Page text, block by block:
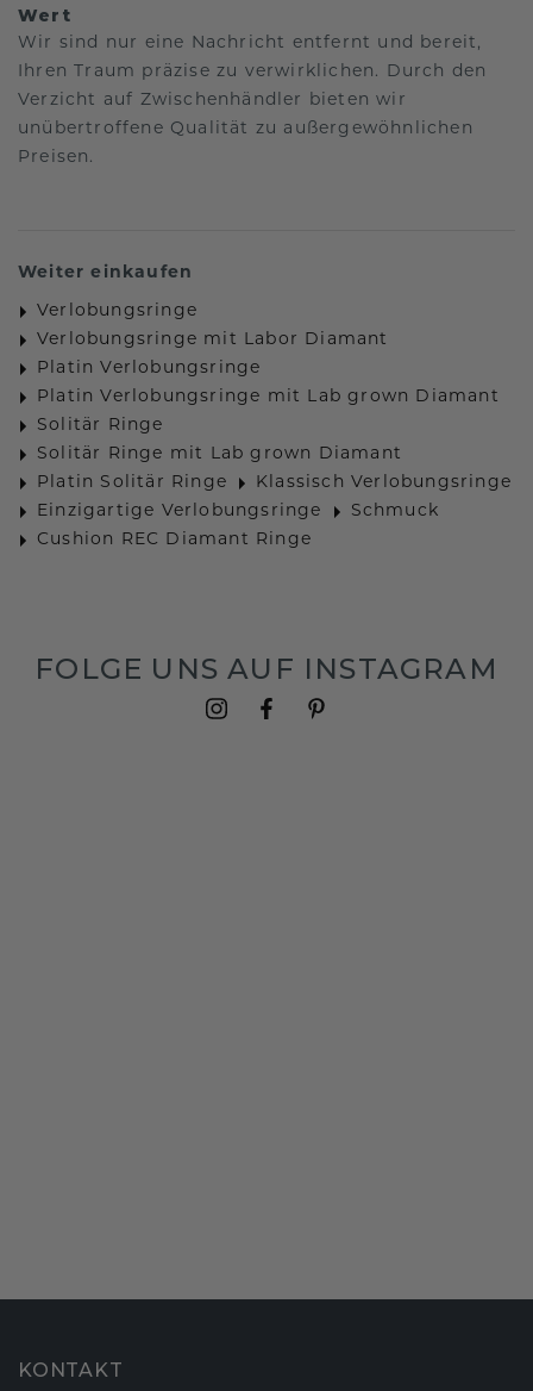
Wert
Wir sind nur eine Nachricht entfernt und bereit,
Ihren Traum präzise zu verwirklichen. Durch den
Verzicht auf Zwischenhändler bieten wir
unübertroffene Qualität zu außergewöhnlichen
Preisen.
Weiter einkaufen
Verlobungsringe
Verlobungsringe mit Labor Diamant
Platin Verlobungsringe
Platin Verlobungsringe mit Lab grown Diamant
Solitär Ringe
Solitär Ringe mit Lab grown Diamant
Platin Solitär Ringe
Klassisch Verlobungsringe
Einzigartige Verlobungsringe
Schmuck
Cushion REC Diamant Ringe
FOLGE UNS AUF INSTAGRAM
KONTAKT